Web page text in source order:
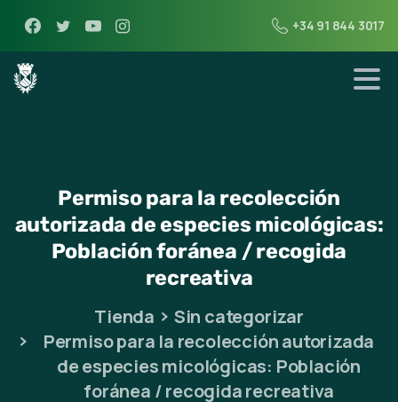
+34 91 844 3017
Permisopara la recolección
autorizada de especiesmicológicas:
Poblaciónforánea / recogida
recreativa
Tienda
Sin categorizar
Permiso para la recolección autorizada
de especies micológicas: Población
foránea / recogida recreativa